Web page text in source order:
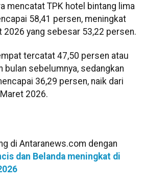
mencatat TPK hotel bintang lima
58,41 persen, meningkat
2026 yang sebesar 53,22 persen.
tercatat 47,50 persen atau
bulan sebelumnya, sedangkan
36,29 persen, naik dari
2026.
di Antaranews.com dengan
dan Belanda meningkat di